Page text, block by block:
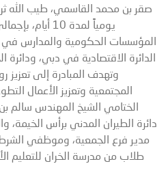
المؤسسات الحكومية والمدارس في
الدائرة الاقتصادية في دبي،
وتهدف المبادرة إلى تعزيز
المجتمعية وتعزيز الأعمال
الختامي الشيخ المهندس سالم
دائرة الطيران المدني برأس الخيمة،
مدير فرع الجمعية، وموظفي
طلاب من مدرسة الخران للتعليم